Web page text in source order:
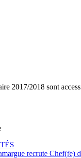
2017/2018 sont
recrute Chef(fe)